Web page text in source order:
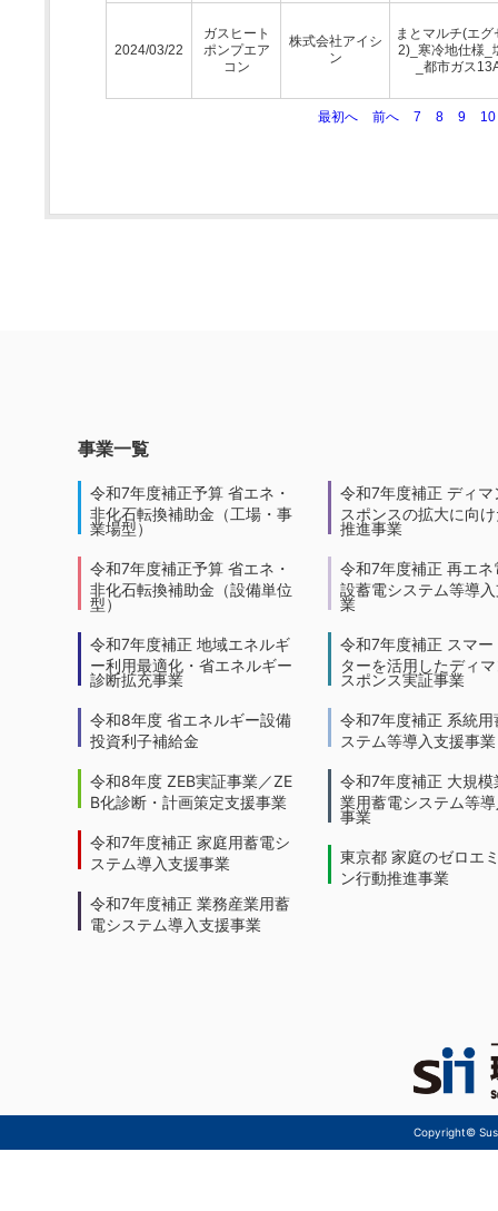
2024/03/22
ガスヒート
ポンプエア
コン
株式会社アイシ
ン
まとマルチ(エグ
2)_寒冷地仕様_
_都市ガス
最初へ 前へ 7 8 9 10
事業一覧
令和7年度補正予算 省エネ・
非化石転換補助金（工場・事
業場型）
令和7年度補正予算 省エネ・
非化石転換補助金（設備単位
型）
令和7年度補正 地域エネルギ
ー利用最適化・省エネルギー
診断拡充事業
令和8年度 省エネルギー設備
投資利子補給金
令和8年度 ZEB実証事業／ZE
B化診断・計画策定支援事業
令和7年度補正 家庭用蓄電シ
ステム導入支援事業
令和7年度補正 業務産業用蓄
電システム導入支援事業
令和7年度補正 ディマ
スポンスの拡大に向
推進事業
令和7年度補正 再エネ
設蓄電システム等導
業
令和7年度補正 スマー
ターを活用したディ
スポンス実証事業
令和7年度補正 系統用
ステム等導入支援事業
令和7年度補正 大規模
業用蓄電システム等
事業
東京都 家庭のゼロエ
ン行動推進事業
Copyright©